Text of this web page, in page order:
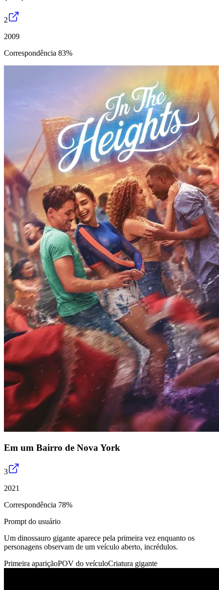
2
2009
Correspondência 83%
Em um Bairro de Nova York
3
2021
Correspondência 78%
Prompt do usuário
Um dinossauro gigante aparece pela primeira vez enquanto os
personagens observam de um veículo aberto, incrédulos.
Primeira apariçãoPOV do veículoCriatura gigante